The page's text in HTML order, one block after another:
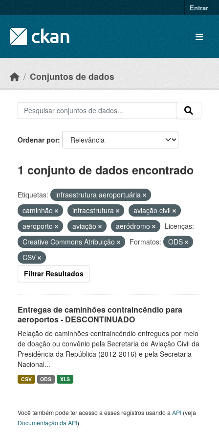
Entrar
Conjuntos de dados
Ordenar por
1 conjunto de dados encontrado
Etiquetas:
infraestrutura aeroportuária
caminhão
infraestrutura
aviação civil
aeroporto
aviação aeródromo
Licenças:
Creative Commons Atribuição
Formatos:
ODS
CSV
Filtrar Resultados
Entregas de caminhões contraincêndio para
aeroportos - DESCONTINUADO
Relação de caminhões contraincêndio entregues por meio
de doação ou convênio pela Secretaria de Aviação Civil da
Presidência da República (2012-2016) e pela Secretaria
Nacional...
CSV ODS XLS
Você também pode ter acesso a esses registros usando a API (veja
Documentação da API).